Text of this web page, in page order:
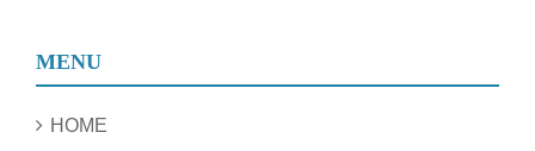
MENU
HOME